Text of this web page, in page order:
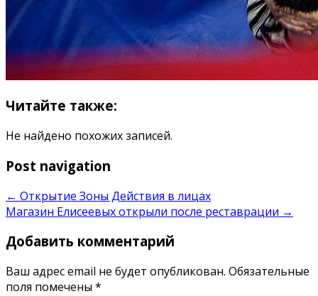
Читайте также:
Не найдено похожих записей.
Post navigation
← Открытие Зоны Действия в лицах
Магазин Елисеевых открыли после реставрации →
Добавить комментарий
Ваш адрес email не будет опубликован. Обязательные
поля помечены *